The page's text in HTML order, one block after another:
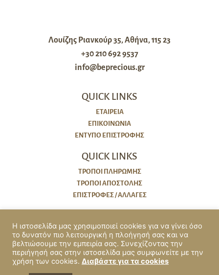
Λουίζης Ριανκούρ 35, Αθήνα, 115 23
+30 210 692 9537
info@beprecious.gr
QUICK LINKS
ΕΤΑΙΡΕΙΑ
ΕΠΙΚΟΙΝΩΝΙΑ
ΈΝΤΥΠΟ ΕΠΙΣΤΡΟΦΉΣ
QUICK LINKS
ΤΡΌΠΟΙ ΠΛΗΡΩΜΉΣ
ΤΡΌΠΟΙ ΑΠΟΣΤΟΛΉΣ
ΕΠΙΣΤΡΟΦΈΣ / ΑΛΛΑΓΈΣ
ΠΟΛΙΤΙΚΕΣ
COOKIES
ΠΟΛΙΤΙΚΗ ΑΠΟΡΡΗΤΟΥ
ΟΡΟΙ ΧΡΗΣΗΣ & ΠΡΟΫΠΟΘΕΣΕΙΣ
Η ιστοσελίδα μας χρησιμοποιεί cookies για να γίνει όσο
το δυνατόν πιο λειτουργική η πλοήγησή σας και να
βελτιώσουμε την εμπειρία σας. Συνεχίζοντας την
περιήγησή σας στην ιστοσελίδα μας συμφωνείτε με την
χρήση των cookies. Διαβάστε για τα cookies